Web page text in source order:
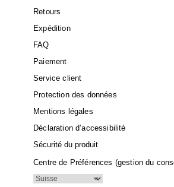
Retours
Expédition
FAQ
Paiement
Service client
Protection des données
Mentions légales
Déclaration d’accessibilité
Sécurité du produit
Centre de Préférences (gestion du